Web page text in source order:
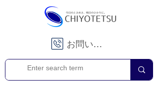
お問い合わせ